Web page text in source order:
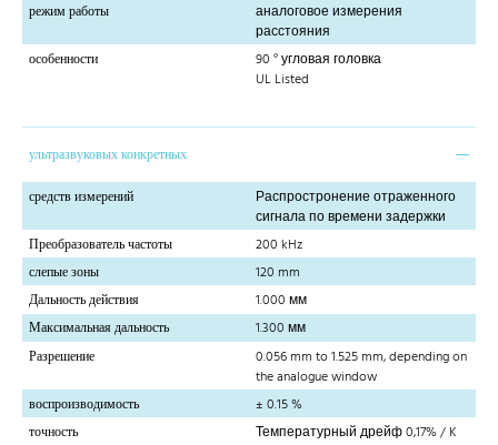
режим работы
аналоговое измерения
расстояния
особенности
90 ° угловая головка
UL Listed
ультразвуковых конкретных
средств измерений
Распростронение отраженного
сигнала по времени задержки
Преобразователь частоты
200 kHz
слепые зоны
120 mm
Дальность действия
1.000 мм
Максимальная дальность
1.300 мм
Разрешение
0.056 mm to 1.525 mm, depending on
the analogue window
воспроизводимость
± 0.15 %
точность
Температурный дрейф 0,17% / K